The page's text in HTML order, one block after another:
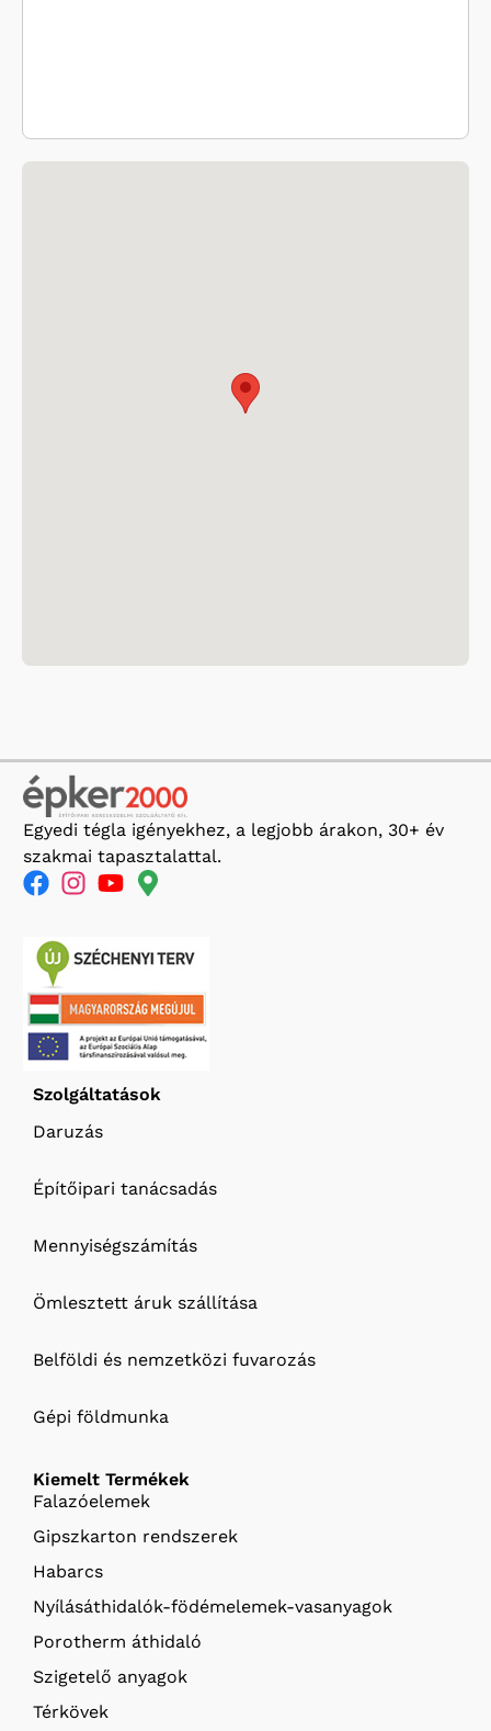
Egyedi tégla igényekhez, a legjobb árakon, 30+ év
szakmai tapasztalattal.
Szolgáltatások
Daruzás
Építőipari tanácsadás
Mennyiségszámítás
Ömlesztett áruk szállítása
Belföldi és nemzetközi fuvarozás
Gépi földmunka
Kiemelt Termékek
Falazóelemek
Gipszkarton rendszerek
Habarcs
Nyílásáthidalók-födémelemek-vasanyagok
Porotherm áthidaló
Szigetelő anyagok
Térkövek